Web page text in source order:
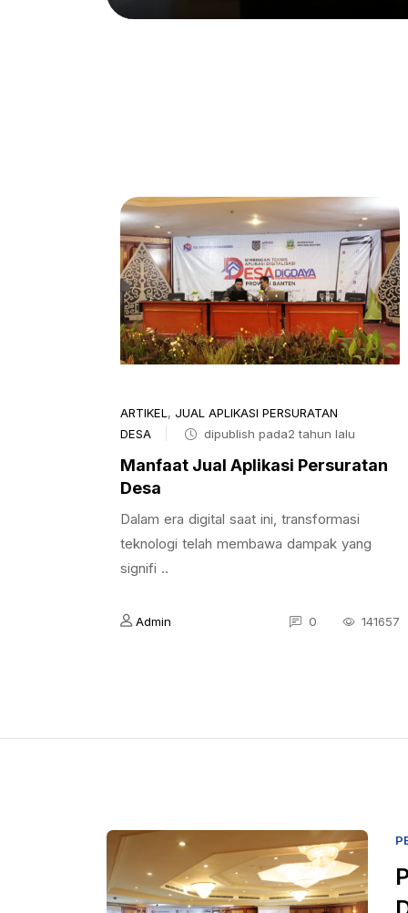
ARTIKEL , JUAL APLIKASI PERSURATAN
DESA
dipublish pada2 tahun lalu
Manfaat Jual Aplikasi Persuratan
Desa
Dalam era digital saat ini, transformasi
teknologi telah membawa dampak yang
signifi ..
Admin 0 141657